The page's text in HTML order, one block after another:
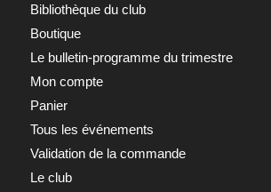
Bibliothèque du club
Boutique
Le bulletin-programme du trimestre
Mon compte
Panier
Tous les événements
Validation de la commande
Le club